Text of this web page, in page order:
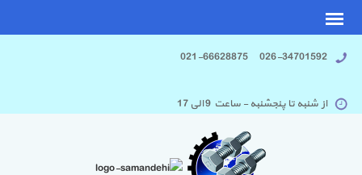
026-34701592 021-66628875
از شنبه تا پنجشنبه - ساعت 9 الی 17